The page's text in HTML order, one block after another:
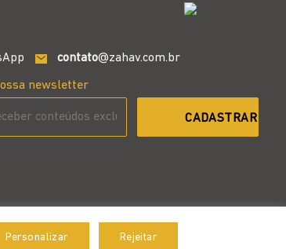
Personalizar Rejeitar
contato@zahav.com.br
newsletter
Desenvolvido por